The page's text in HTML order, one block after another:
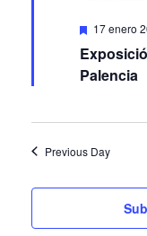
Featured
17 enero
Palencia
Previous Day